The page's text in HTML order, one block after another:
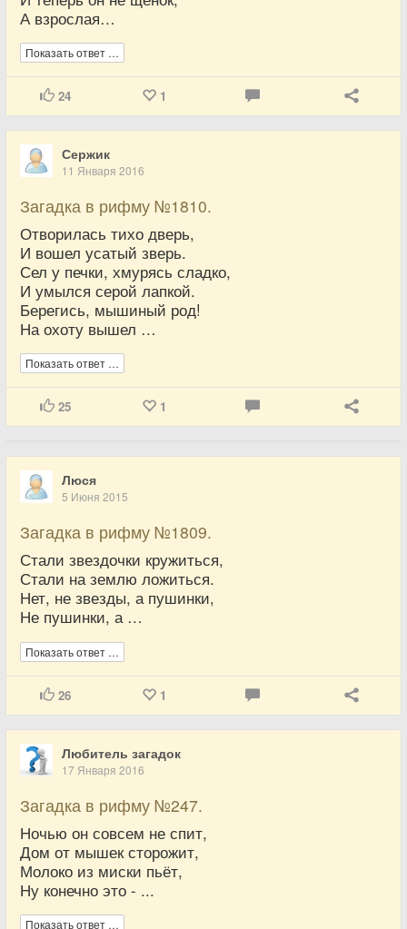
А взрослая…
Показать ответ …
24 1
Сержик
11 Января 2016
Загадка в рифму №1810.
Отворилась тихо дверь,
И вошел усатый зверь.
Сел у печки, хмурясь сладко,
И умылся серой лапкой.
Берегись, мышиный род!
На охоту вышел …
Показать ответ …
25 1
Люся
5 Июня 2015
Загадка в рифму №1809.
Стали звездочки кружиться,
Стали на землю ложиться.
Нет, не звезды, а пушинки,
Не пушинки, а …
Показать ответ …
26 1
Любитель загадок
17 Января 2016
Загадка в рифму №247.
Ночью он совсем не спит,
Дом от мышек сторожит,
Молоко из миски пьёт,
Ну конечно это - ...
Показать ответ …